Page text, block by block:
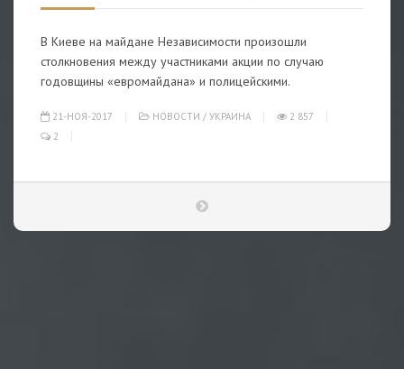
В Киеве на майдане Независимости произошли
столкновения между участниками акции по случаю
годовщины «евромайдана» и полицейскими.
21-НОЯ-2017 НОВОСТИ / УКРАИНА
2 857
2